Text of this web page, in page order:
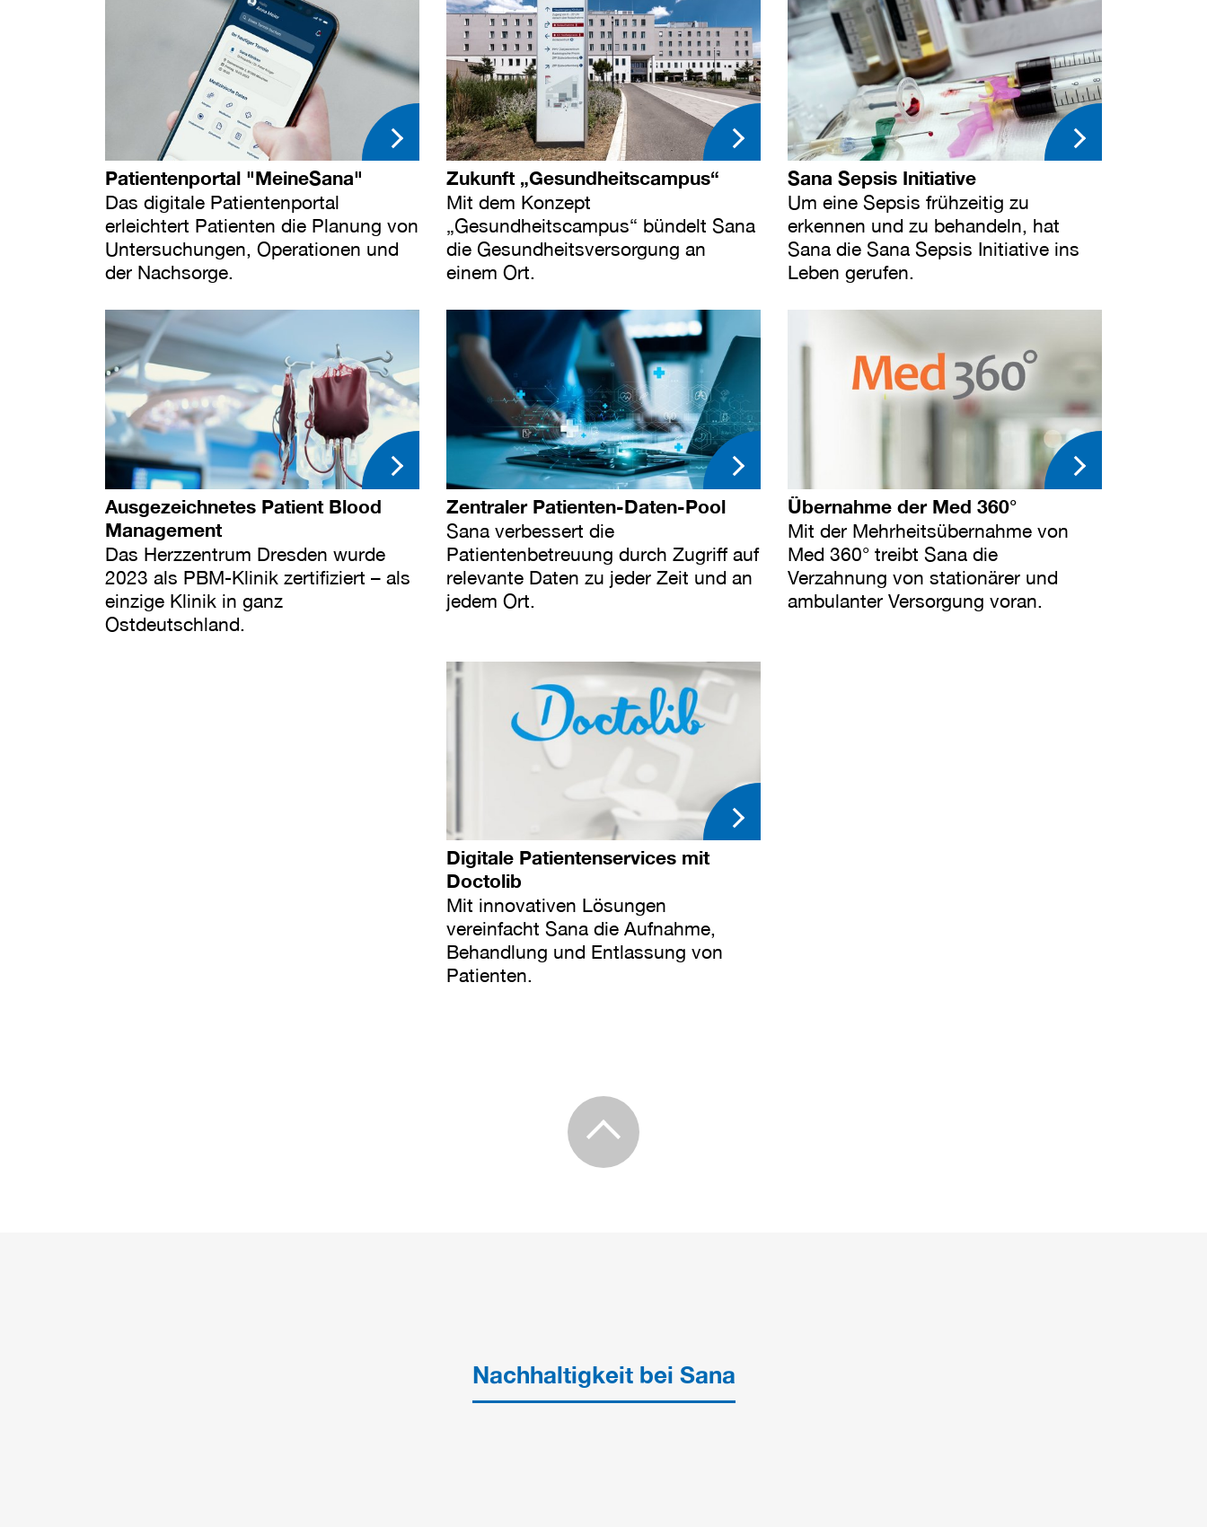
Patientenportal "MeineSana"
Das digitale Patientenportal
erleichtert Patienten die Planung von
Untersuchungen, Operationen und
der Nachsorge.
Zukunft „Gesundheitscampus“
Mit dem Konzept
„Gesundheitscampus“ bündelt Sana
die Gesundheitsversorgung an
einem Ort.
Sana Sepsis Initiative
Um eine Sepsis frühzeitig zu
erkennen und zu behandeln, hat
Sana die Sana Sepsis Initiative ins
Leben gerufen.
Ausgezeichnetes Patient Blood
Management
Das Herzzentrum Dresden wurde
2023 als PBM-Klinik zertifiziert – als
einzige Klinik in ganz
Ostdeutschland.
Zentraler Patienten-Daten-Pool
Sana verbessert die
Patientenbetreuung durch Zugriff auf
relevante Daten zu jeder Zeit und an
jedem Ort.
Übernahme der Med 360°
Mit der Mehrheitsübernahme von
Med 360° treibt Sana die
Verzahnung von stationärer und
ambulanter Versorgung voran.
Digitale Patientenservices mit
Doctolib
Mit innovativen Lösungen
vereinfacht Sana die Aufnahme,
Behandlung und Entlassung von
Patienten.
Nachhaltigkeit bei Sana